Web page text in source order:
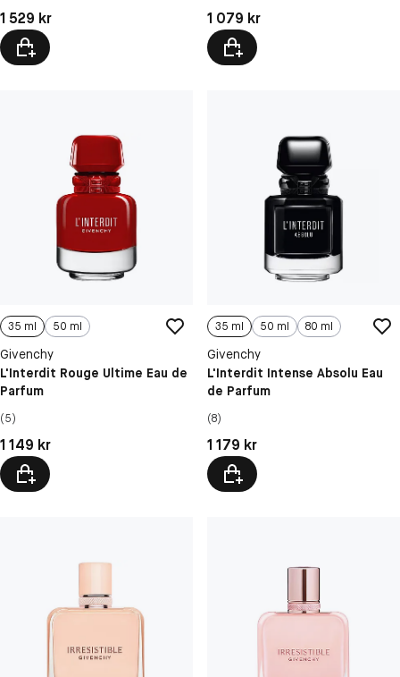
Pris: 1 529 kr
1 529 kr Pris: 1 079 kr
1 079 kr
35 ml 50 ml
Givenchy
L'Interdit Rouge Ultime Eau de
Parfum
(5)
Pris: 1 149 kr
1 149 kr
35 ml 50 ml 80 ml
Givenchy
L'Interdit Intense Absolu Eau
de Parfum
(8)
Pris: 1 179 kr
1 179 kr